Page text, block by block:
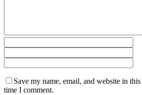
Save my name, email, and website in
time I comment.